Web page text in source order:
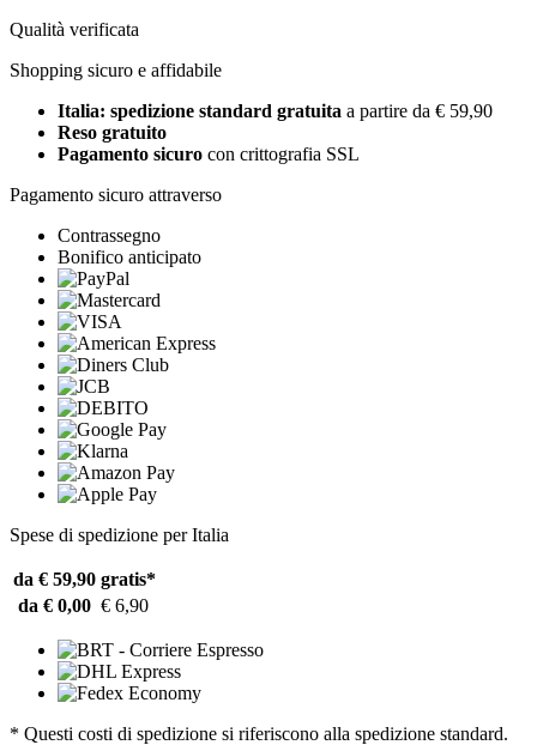
Qualità verificata
Shopping sicuro e affidabile
Italia: spedizione standard gratuita a partire da € 59,90
Reso gratuito
Pagamento sicuro con crittografia SSL
Pagamento sicuro attraverso
Contrassegno
Bonifico anticipato
Spese di spedizione per Italia
da € 59,90 gratis*
da € 0,00 € 6,90
* Questi costi di spedizione si riferiscono alla spedizione standard.